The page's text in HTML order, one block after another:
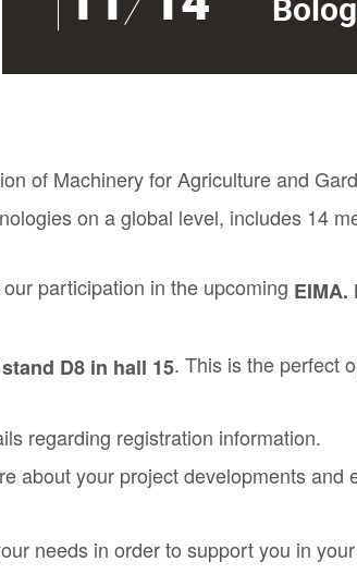
of Machinery for Agriculture and
on a global level, includes 14
participation in the upcoming
stand D8 in hall 15. This is the perfect
regarding registration information.
about your project developments
needs in order to support you in